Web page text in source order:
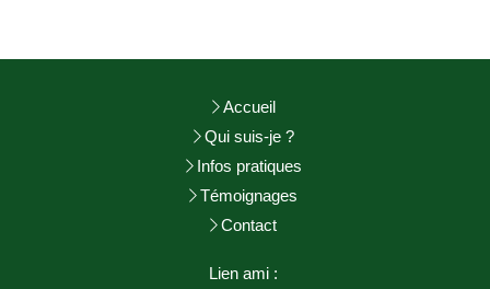
Accueil
Qui suis-je ?
Infos pratiques
Témoignages
Contact
Lien ami :